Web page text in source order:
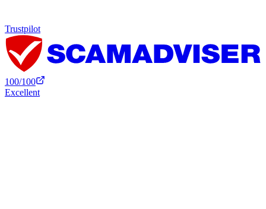
Trustpilot
100/100
Excellent